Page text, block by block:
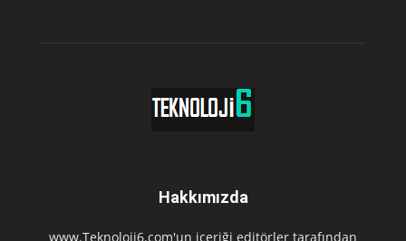
Hakkımızda
www.Teknoloji6.com'un içeriği editörler tarafından